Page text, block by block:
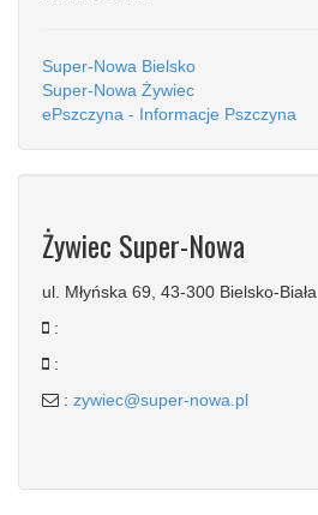
Super-Nowa Bielsko
Super-Nowa Żywiec
ePszczyna - Informacje Pszczyna
Żywiec Super-Nowa
ul. Młyńska 69, 43-300 Bielsko-Biała
:
:
: zywiec@super-nowa.pl